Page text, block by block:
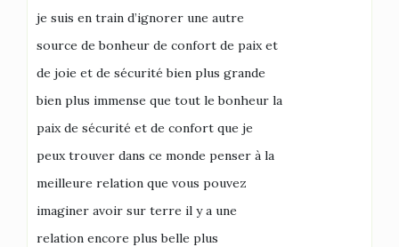
je suis en train d’ignorer une autre
source de bonheur de confort de paix et
de joie et de sécurité bien plus grande
bien plus immense que tout le bonheur la
paix de sécurité et de confort que je
peux trouver dans ce monde penser à la
meilleure relation que vous pouvez
imaginer avoir sur terre il y a une
relation encore plus belle plus